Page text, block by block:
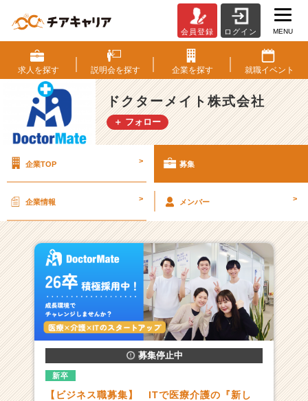
ク
タ
ー
メ
イ
ト
社
用/
求
人
覧
-
療
×
I
会員登録 ログイン MENU
求人を探す 説明会を探す 企業を探す 就職イベント
ドクターメイト株式会社
＋ フォロー
企業TOP > 募集
企業情報 > メンバー >
募集停止中
新卒
【ビジネス職募集】 ITで医療介護の『新し